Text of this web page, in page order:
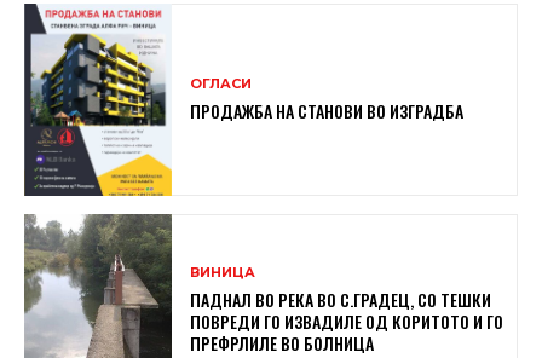
ОГЛАСИ
ПРОДАЖБА НА СТАНОВИ ВО ИЗГРАДБА
ВИНИЦА
ПАДНАЛ ВО РЕКА ВО С.ГРАДЕЦ, СО ТЕШКИ
ПОВРЕДИ ГО ИЗВАДИЛЕ ОД КОРИТОТО И ГО
ПРЕФРЛИЛЕ ВО БОЛНИЦА